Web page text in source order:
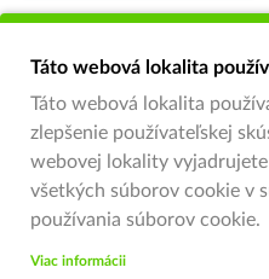
Táto webová lokalita
Táto webová lokalita
zlepšenie používateľskej
webovej lokality
všetkých súborov cookie v
používania súborov cookie.
Viac informácii